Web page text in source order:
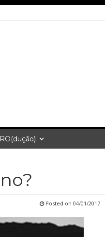
Posted on 04/01/2017